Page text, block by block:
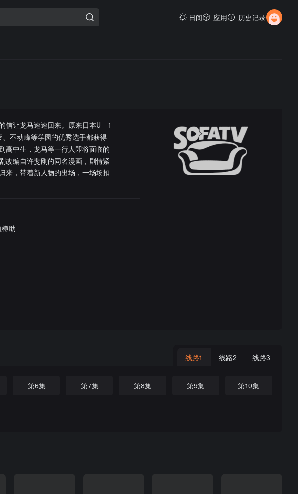
日间 应用 历史记录
信让龙马速速回来。原来日本U—1
不动峰等学园的优秀选手都获得
高中生，龙马等一行人即将面临的
编自许斐刚的同名漫画，剧情紧
来，带着新人物的出场，一场场扣
樽助
线路1 线路2 线路3
第6集 第7集 第8集 第9集 第10集